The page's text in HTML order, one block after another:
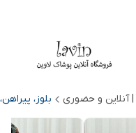
آنلاین و حضوری بلوز،